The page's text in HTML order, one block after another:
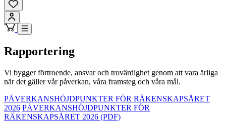
Rapportering
Vi bygger förtroende, ansvar och trovärdighet genom att vara ärliga
när det gäller vår påverkan, våra framsteg och våra mål.
PÅVERKANSHÖJDPUNKTER FÖR RÄKENSKAPSÅRET
2026 PÅVERKANSHÖJDPUNKTER FÖR
RÄKENSKAPSÅRET 2026 (PDF)